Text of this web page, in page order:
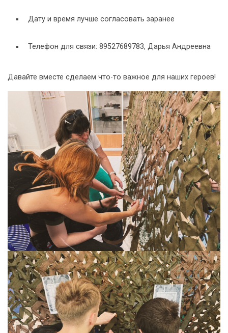
Дату и время лучше согласовать заранее
Телефон для связи: 89527689783, Дарья Андреевна
Давайте вместе сделаем что-то важное для наших героев!